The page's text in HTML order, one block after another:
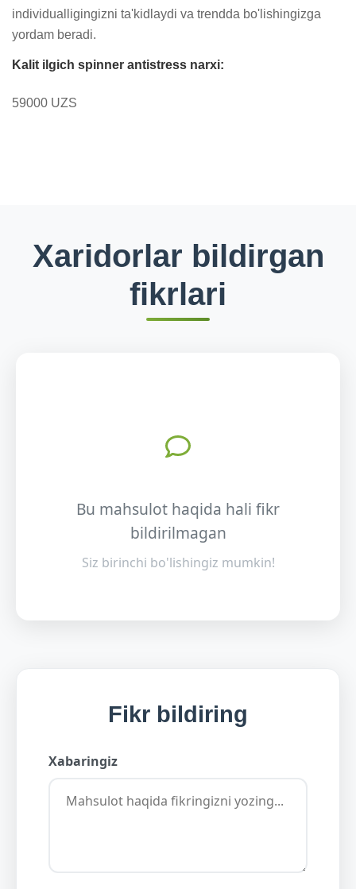
individualligingizni ta'kidlaydi va trendda bo'lishingizga
yordam beradi.
Kalit ilgich spinner antistress narxi:
59000 UZS
Xaridorlar bildirgan
fikrlari
Bu mahsulot haqida hali fikr
bildirilmagan
Siz birinchi bo'lishingiz mumkin!
Fikr bildiring
Xabaringiz